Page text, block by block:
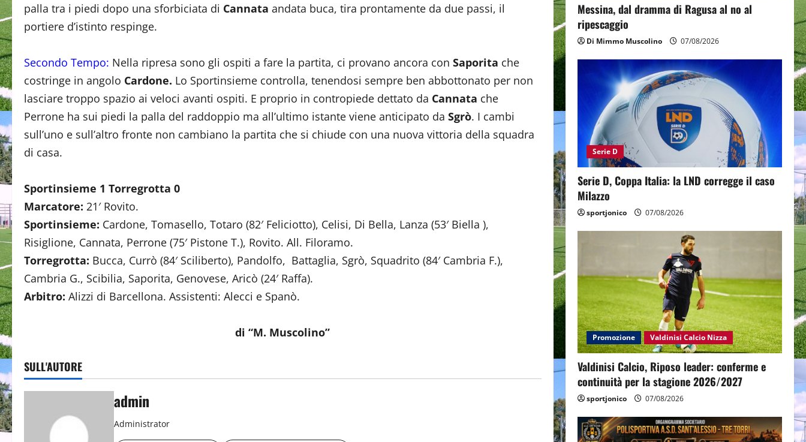
palla tra i piedi dopo una sforbiciata di Cannata andata buca, tira prontamente da due passi, il
portiere d’istinto respinge.
Secondo Tempo: Nella ripresa sono gli ospiti a fare la partita, ci provano ancora con Saporita che
costringe in angolo Cardone. Lo Sportinsieme controlla, tenendosi sempre ben abbottonato per non
lasciare troppo spazio ai veloci avanti ospiti. E proprio in contropiede dettato da Cannata che
Perrone ha sui piedi la palla del raddoppio ma all’ultimo istante viene anticipato da Sgrò. I cambi
sull’uno e sull’altro fronte non cambiano la partita che si chiude con una nuova vittoria della squadra
di casa.
Sportinsieme 1 Torregrotta 0
Marcatore: 21′ Rovito.
Sportinsieme: Cardone, Tomasello, Totaro (82′ Feliciotto), Celisi, Di Bella, Lanza (53′ Biella ),
Risiglione, Cannata, Perrone (75′ Pistone T.), Rovito. All. Filoramo.
Torregrotta: Bucca, Currò (84′ Sciliberto), Pandolfo, Battaglia, Sgrò, Squadrito (84′ Cambria F.),
Cambria G., Scibilia, Saporita, Genovese, Aricò (24′ Raffa).
Arbitro: Alizzi di Barcellona. Assistenti: Alecci e Spanò.
di “M. Muscolino”
SULL'AUTORE
admin
Administrator
Messina, dal dramma di Ragusa al no al
ripescaggio
Di Mimmo Muscolino 07/08/2026
Serie D
Serie D, Coppa Italia: la LND corregge il caso
Milazzo
sportjonico 07/08/2026
Promozione Valdinisi Calcio Nizza
Valdinisi Calcio, Riposo leader: conferme e
continuità per la stagione 2026/2027
sportjonico 07/08/2026